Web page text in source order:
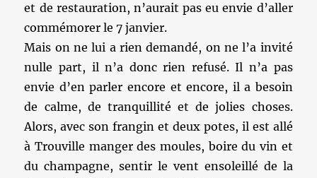
et de restauration, n’aurait pas eu envie d’aller
commémorer le 7 janvier.
Mais on ne lui a rien demandé, on ne l’a invité
nulle part, il n’a donc rien refusé. Il n’a pas
envie d’en parler encore et encore, il a besoin
de calme, de tranquillité et de jolies choses.
Alors, avec son frangin et deux potes, il est allé
à Trouville manger des moules, boire du vin et
du champagne, sentir le vent ensoleillé de la